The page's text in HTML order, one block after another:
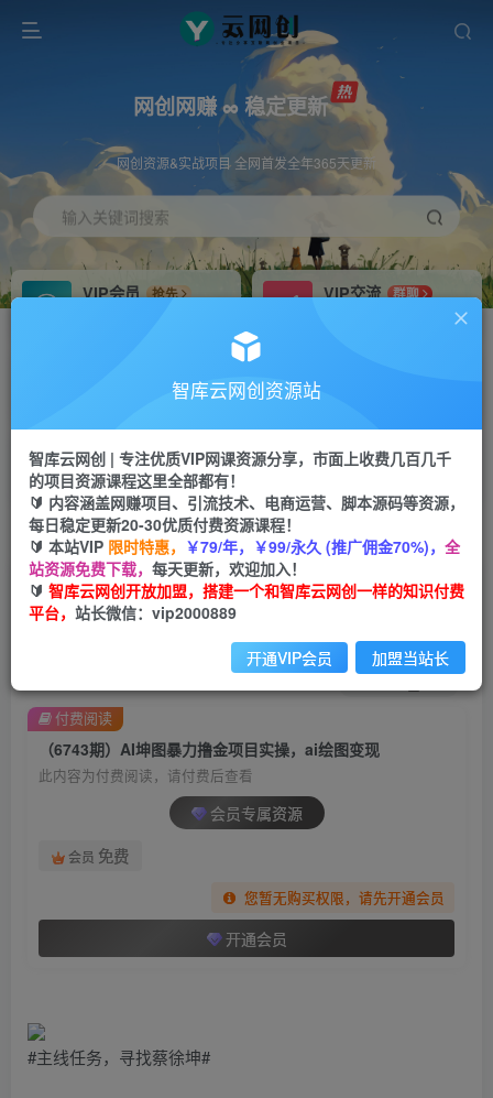
网创网赚 ∞ 稳定更新
网创资源&实战项目 全网首发全年365天更新
输入关键词搜索
VIP会员
抢先
VIP交流
群聊
研究探讨更多创业项目路子。
会员专属推广链接
网赚网创 项目
365天稳定跟新
APP下载
GO
首页 创业课程 会员专属 正文
（6743期）AI坤图暴力撸金项目实操，ai绘图变现
关注 私信
（6743期）AI坤图暴力撸金项目实操，ai绘图变现
此内容为付费阅读，请付费后查看
会员专属资源
会员 免费
您暂无购买权限，请先开通会员
开通会员
付费阅读
#主线任务，寻找蔡徐坤#
智库云网创资源站
智库云网创 | 专注优质VIP网课资源分享，市面上收费几百几千
的项目资源课程这里全部都有！
🔰 内容涵盖网赚项目、引流技术、电商运营、脚本源码等资源，
每日稳定更新20-30优质付费资源课程！
🔰 本站VIP 限时特惠， ￥79/年，￥99/永久 (推广佣金70%)， 全
站资源免费下载， 每天更新，欢迎加入！
🔰 智库云网创开放加盟，搭建一个和智库云网创一样的知识付费
平台， 站长微信：vip2000889
开通VIP会员 加盟当站长